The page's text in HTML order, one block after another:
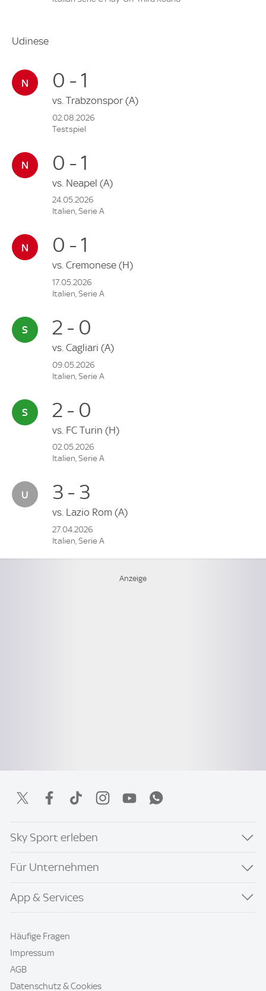
Udinese
0 - 1
vs. Trabzonspor (A)
02.08.2026
Testspiel
0 - 1
vs. Neapel (A)
24.05.2026
Italien, Serie A
0 - 1
vs. Cremonese (H)
17.05.2026
Italien, Serie A
2 - 0
vs. Cagliari (A)
09.05.2026
Italien, Serie A
2 - 0
vs. FC Turin (H)
02.05.2026
Italien, Serie A
3 - 3
vs. Lazio Rom (A)
27.04.2026
Italien, Serie A
Sky Sport erleben
Für Unternehmen
App & Services
Häufige Fragen
Impressum
AGB
Datenschutz & Cookies